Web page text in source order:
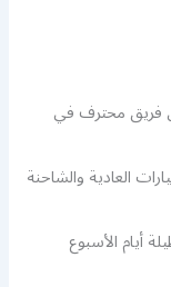
فريق محترف في
العادية والشاحنة
أيام الأسبوع